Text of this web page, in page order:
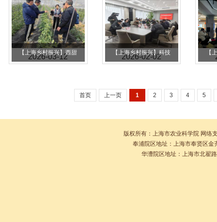
术指导
【上海乡村振兴】西甜
瓜创新团队赴浦东指导
2026-03-12
【上海乡村振兴】科技
赋能芹菜产业 品牌引领
2026-02-02
【
林
首页 上一页 1 2 3 4 5
版权所有：上海市农业科学院 网络
奉浦院区地址：上海市奉贤区
华漕院区地址：上海市北翟